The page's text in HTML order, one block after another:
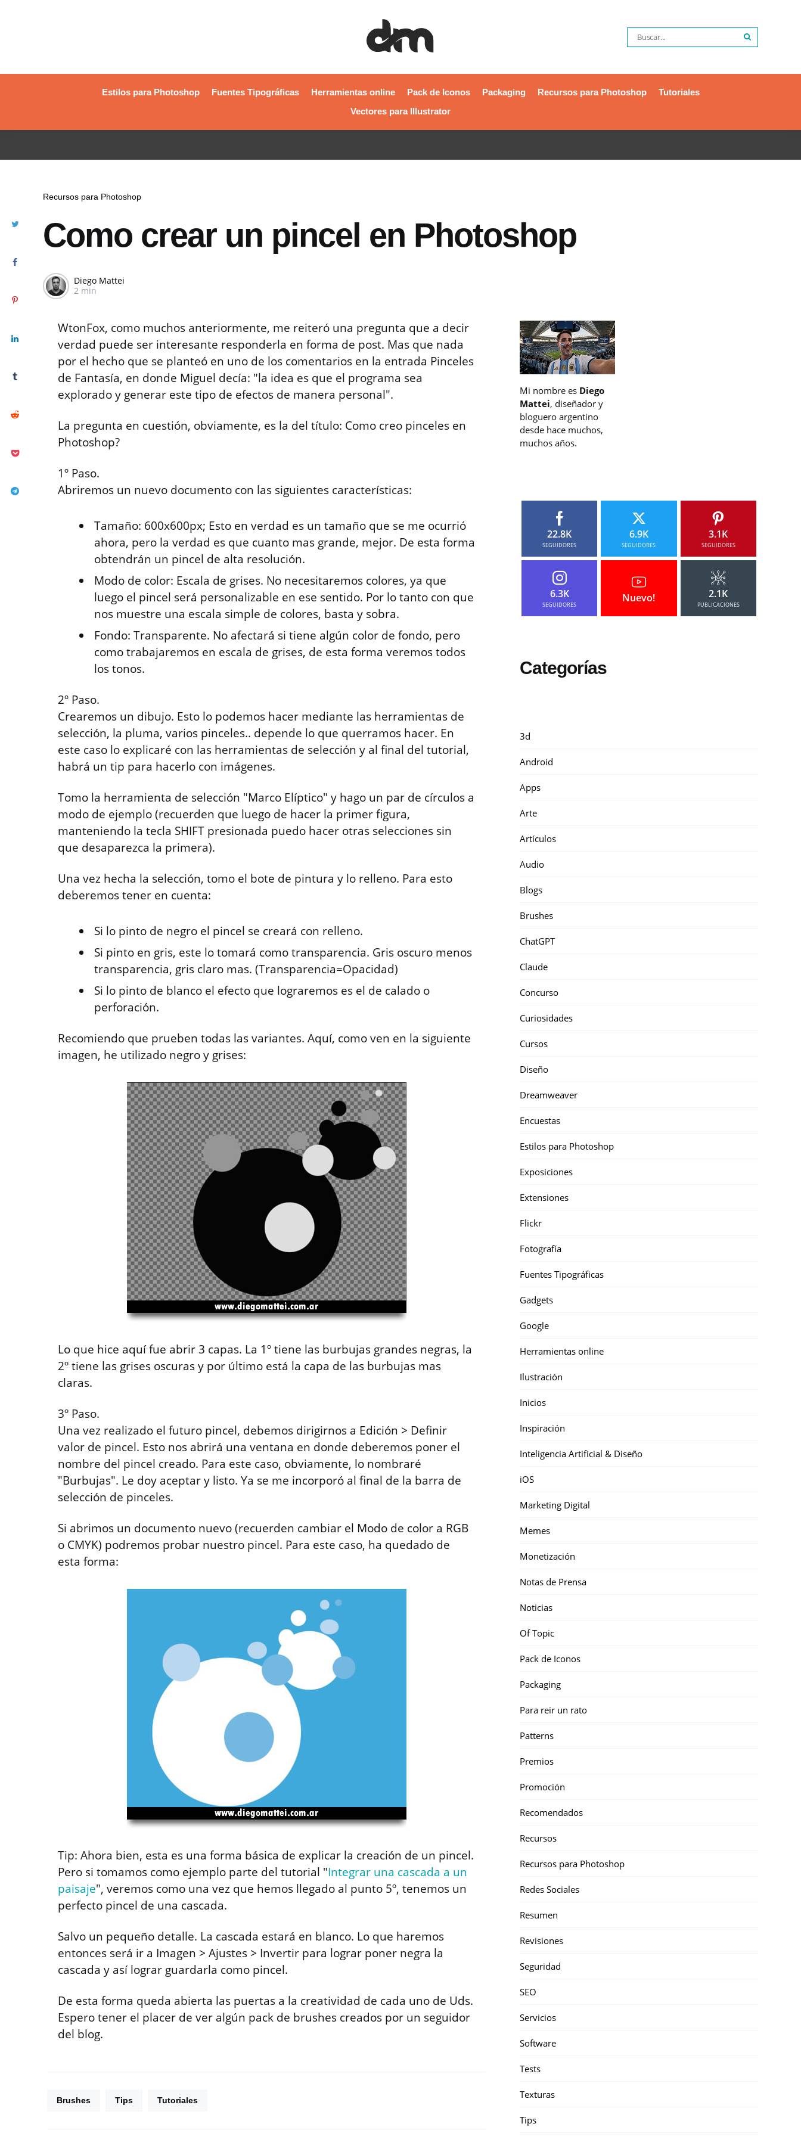
Estilos para Photoshop Fuentes Tipográficas Herramientas online Pack de Iconos Packaging Recursos para Photoshop
Tutoriales
Vectores para Illustrator
Recursos para Photoshop
Como crear un pincel en Photoshop
Diego Mattei
2 min
WtonFox, como muchos anteriormente, me reiteró una pregunta que a decir
verdad puede ser interesante responderla en forma de post. Mas que nada
por el hecho que se planteó en uno de los comentarios en la entrada Pinceles
de Fantasía, en donde Miguel decía: "la idea es que el programa sea
explorado y generar este tipo de efectos de manera personal".
La pregunta en cuestión, obviamente, es la del título: Como creo pinceles en
Photoshop?
1º Paso.
Abriremos un nuevo documento con las siguientes características:
Tamaño: 600x600px; Esto en verdad es un tamaño que se me ocurrió
ahora, pero la verdad es que cuanto mas grande, mejor. De esta forma
obtendrán un pincel de alta resolución.
Modo de color: Escala de grises. No necesitaremos colores, ya que
luego el pincel será personalizable en ese sentido. Por lo tanto con que
nos muestre una escala simple de colores, basta y sobra.
Fondo: Transparente. No afectará si tiene algún color de fondo, pero
como trabajaremos en escala de grises, de esta forma veremos todos
los tonos.
2º Paso.
Crearemos un dibujo. Esto lo podemos hacer mediante las herramientas de
selección, la pluma, varios pinceles.. depende lo que querramos hacer. En
este caso lo explicaré con las herramientas de selección y al final del tutorial,
habrá un tip para hacerlo con imágenes.
Tomo la herramienta de selección "Marco Elíptico" y hago un par de círculos a
modo de ejemplo (recuerden que luego de hacer la primer figura,
manteniendo la tecla SHIFT presionada puedo hacer otras selecciones sin
que desaparezca la primera).
Una vez hecha la selección, tomo el bote de pintura y lo relleno. Para esto
deberemos tener en cuenta:
Si lo pinto de negro el pincel se creará con relleno.
Si pinto en gris, este lo tomará como transparencia. Gris oscuro menos
transparencia, gris claro mas. (Transparencia=Opacidad)
Si lo pinto de blanco el efecto que lograremos es el de calado o
perforación.
Recomiendo que prueben todas las variantes. Aquí, como ven en la siguiente
imagen, he utilizado negro y grises:
Lo que hice aquí fue abrir 3 capas. La 1º tiene las burbujas grandes negras, la
2º tiene las grises oscuras y por último está la capa de las burbujas mas
claras.
3º Paso.
Una vez realizado el futuro pincel, debemos dirigirnos a Edición > Definir
valor de pincel. Esto nos abrirá una ventana en donde deberemos poner el
nombre del pincel creado. Para este caso, obviamente, lo nombraré
"Burbujas". Le doy aceptar y listo. Ya se me incorporó al final de la barra de
selección de pinceles.
Si abrimos un documento nuevo (recuerden cambiar el Modo de color a RGB
o CMYK) podremos probar nuestro pincel. Para este caso, ha quedado de
esta forma:
Tip: Ahora bien, esta es una forma básica de explicar la creación de un pincel.
Pero si tomamos como ejemplo parte del tutorial "Integrar una cascada a un
paisaje", veremos como una vez que hemos llegado al punto 5º, tenemos un
perfecto pincel de una cascada.
Salvo un pequeño detalle. La cascada estará en blanco. Lo que haremos
entonces será ir a Imagen > Ajustes > Invertir para lograr poner negra la
cascada y así lograr guardarla como pincel.
De esta forma queda abierta las puertas a la creatividad de cada uno de Uds.
Espero tener el placer de ver algún pack de brushes creados por un seguidor
del blog.
Brushes Tips Tutoriales
Mi nombre es Diego
Mattei, diseñador y
bloguero argentino
desde hace muchos,
muchos años.
22.8K
SEGUIDORES
6.9K
SEGUIDORES
3.1K
SEGUIDORES
6.3K
SEGUIDORES
Nuevo! 2.1K
PUBLICACIONES
Categorías
3d
Android
Apps
Arte
Artículos
Audio
Blogs
Brushes
ChatGPT
Claude
Concurso
Curiosidades
Cursos
Diseño
Dreamweaver
Encuestas
Estilos para Photoshop
Exposiciones
Extensiones
Flickr
Fotografía
Fuentes Tipográficas
Gadgets
Google
Herramientas online
Ilustración
Inicios
Inspiración
Inteligencia Artificial & Diseño
iOS
Marketing Digital
Memes
Monetización
Notas de Prensa
Noticias
Of Topic
Pack de Iconos
Packaging
Para reir un rato
Patterns
Premios
Promoción
Recomendados
Recursos
Recursos para Photoshop
Redes Sociales
Resumen
Revisiones
Seguridad
SEO
Servicios
Software
Tests
Texturas
Tips